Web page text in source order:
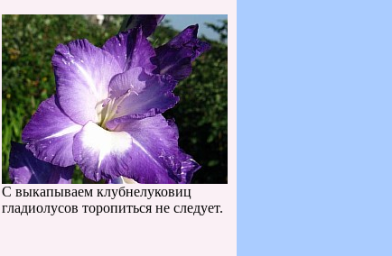
С выкапываем клубнелуковиц
гладиолусов торопиться не следует.